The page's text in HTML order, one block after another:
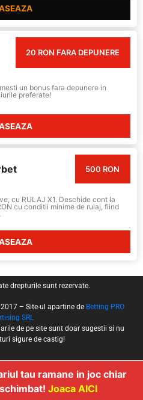
tau ramane in joc chiar
Joaca AICI
20 RON FARA DEPUNERE
un bonus fara depunere in
preferate!
500 RON
cu RULAJ X1. Deschide cont la
cu conditii minime de rulaj, fiind
drepturile sunt rezervate.
– Site-ul apartine de Betting PRO
SRL
de pe site sunt doar sugestii si nu
sigure de castig!